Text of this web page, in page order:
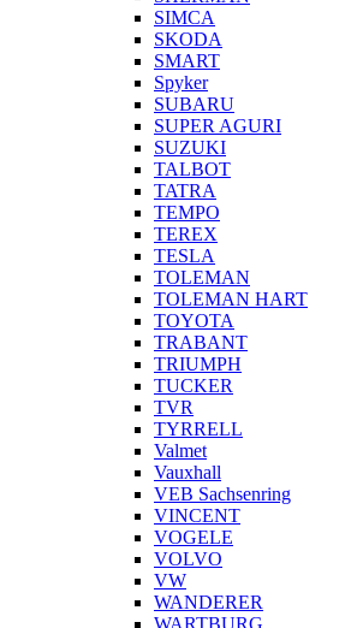
SIMCA
SKODA
SMART
Spyker
SUBARU
SUPER AGURI
SUZUKI
TALBOT
TATRA
TEMPO
TEREX
TESLA
TOLEMAN
TOLEMAN HART
TOYOTA
TRABANT
TRIUMPH
TUCKER
TVR
TYRRELL
Valmet
Vauxhall
VEB Sachsenring
VINCENT
VOGELE
VOLVO
VW
WANDERER